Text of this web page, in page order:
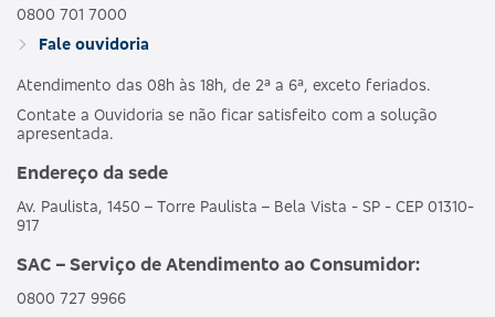
0800 701 7000
Fale ouvidoria
Atendimento das 08h às 18h, de 2ª a 6ª, exceto feriados.
Contate a Ouvidoria se não ficar satisfeito com a solução
apresentada.
Endereço da sede
Av. Paulista, 1450 – Torre Paulista – Bela Vista - SP - CEP 01310-
917
SAC – Serviço de Atendimento ao Consumidor:
0800 727 9966